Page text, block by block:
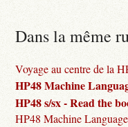
Dans la même
Voyage au centre de la
HP48 Machine
HP48 s/sx - Read the
HP48 Machine